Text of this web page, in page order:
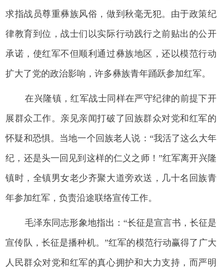
求指战员尊重彝族风俗，做到秋毫无犯。由于政策纪
律教育到位，战士们以实际行动践行之前贴出的公开
承诺，使红军不但顺利通过彝族地区，还以模范行动
扩大了党的政治影响，许多彝族青年踊跃参加红军。
在兴隆镇，红军战士同样在严守纪律的前提下开
展群众工作。亲见亲闻打破了回族群众对党和红军的
怀疑和恐惧。当地一个回族老人说：“我活了这么大年
纪，还是头一回见到这样的仁义之师！”红军离开兴隆
镇时，全镇男女老少齐聚大道旁欢送，几十名回族青
年参加红军，负责沿途联络宣传工作。
毛泽东同志形象地指出：“长征是宣言书，长征是
宣传队，长征是播种机。”红军的模范行动赢得了广大
人民群众对党和红军的真心拥护和大力支持，而严明